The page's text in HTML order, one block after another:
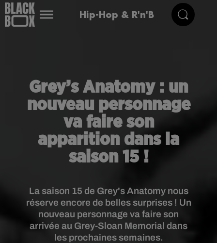
Hip-Hop & R'n'B
Grey’s Anatomy : un
nouveau personnage
va faire son
apparition dans la
saison 15 !
La saison 15 de Grey's Anatomy nous
réserve encore de belles surprises ! Un
nouveau personnage va faire son
arrivée au Grey-Sloan Memorial dans
les prochaines semaines.